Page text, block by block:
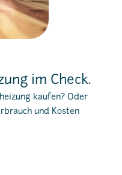
im Check.
kaufen? Oder
und Kosten